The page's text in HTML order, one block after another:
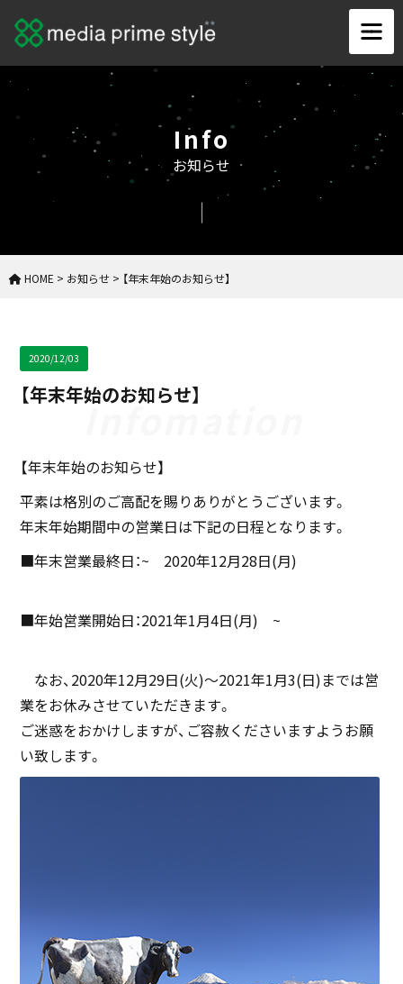
Info
お知らせ
HOME > お知らせ > 【年末年始のお知らせ】
2020/12/03
【年末年始のお知らせ】
【年末年始のお知らせ】
平素は格別のご高配を賜りありがとうございます。
年末年始期間中の営業日は下記の日程となります。
■年末営業最終日：~ 2020年12月28日(月)
■年始営業開始日：2021年1月4日(月) ~
なお、2020年12月29日(火)～2021年1月3(日)までは営
業をお休みさせていただきます。
ご迷惑をおかけしますが、ご容赦くださいますようお願
い致します。